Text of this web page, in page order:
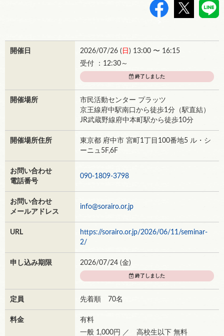
開催日 2026/07/26 ( 日 ) 13:00 〜 16:15
受付 ：12:30～
終了しました
開催場所
市民活動センター プラッツ
京王線府中駅南口から徒歩1分（駅直結）
JR武蔵野線府中本町駅から徒歩10分
開催場所住所
東京都 府中市 宮町1丁目100番地5 ル・シ
ーニュ5F,6F
お問い合わせ
電話番号
090-1809-3798
お問い合わせ
メールアドレス
info@sorairo.or.jp
URL
https://sorairo.or.jp/2026/06/11/seminar-
2/
申し込み期限 2026/07/24 (金)
終了しました
定員 先着順 70名
料金
有料
一般 1,000円 ／ 高校生以下 無料